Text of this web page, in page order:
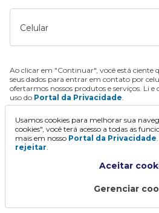
Celular
Ao clicar em "Continuar", você está ciente
seus dados para entrar em contato por
ofertarmos nossos produtos e serviços. Li
uso do Portal da Privacidade.
Continuar
Usamos cookies para melhorar sua
cookies", você terá acesso a todas as
mais em nosso Portal da Privacidade
rejeitar.
Aceitar
Gerenciar